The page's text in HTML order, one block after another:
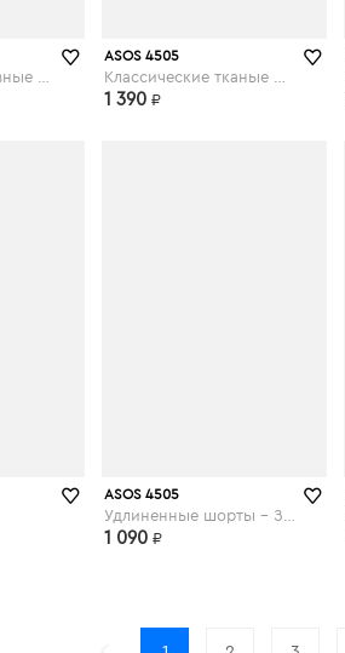
ASOS 4505
1 390 ₽
ASOS 4505
1 090 ₽